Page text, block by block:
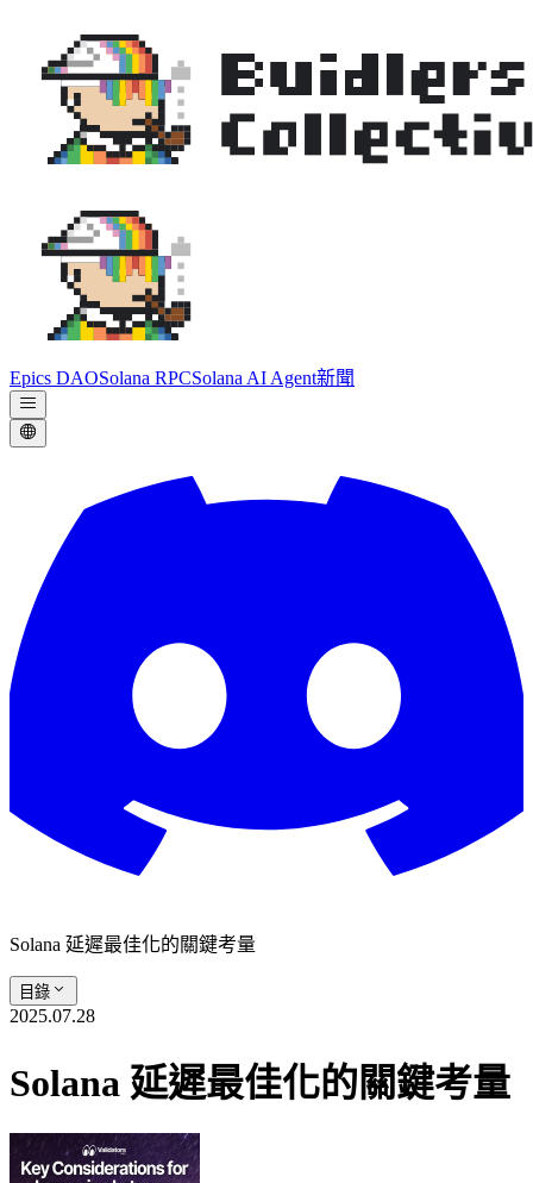
Epics DAOSolana RPCSolana AI Agent新聞
Solana 延遲最佳化的關鍵考量
目錄
2025.07.28
Solana 延遲最佳化的關鍵考量